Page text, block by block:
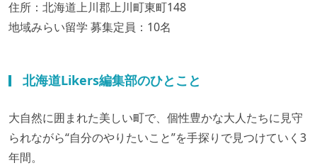
住所：北海道上川郡上川町東町148
地域みらい留学 募集定員：10名
北海道Likers編集部のひとこと
大自然に囲まれた美しい町で、個性豊かな大人たちに見守
られながら“自分のやりたいこと”を手探りで見つけていく3
年間。